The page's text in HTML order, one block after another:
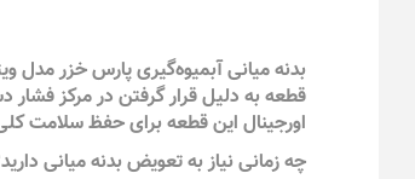
قطعه به دلیل قرار گرفتن در مرکز
اورجینال این قطعه برای حفظ سلامت
چه زمانی نیاز به تعویض بدنه میانی